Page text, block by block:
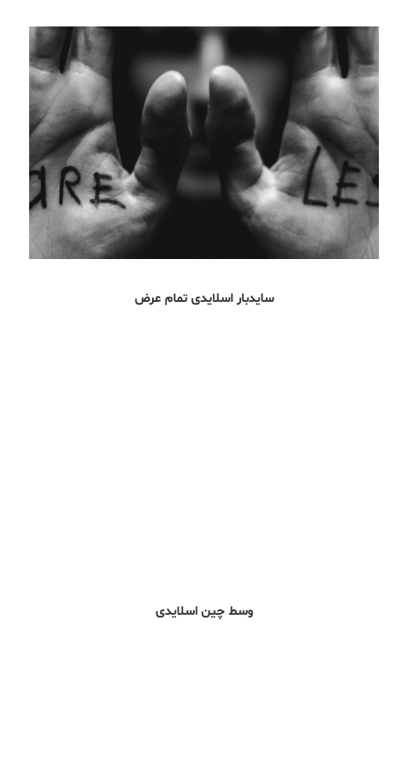
سایدبار اسلایدی تمام عرض
وسط چین اسلایدی